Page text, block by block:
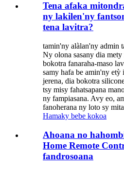
Tena afaka
ny lakilen'ny
tena lavitra?
tamin'ny alàlan'ny admin
Ny olona sasany dia
bokotra fanaraha-maso
samy hafa be amin'ny etỳ
jerena, dia bokotra
tsy misy fahatsapana
ny fampiasana. Avy eo,
fanoherana ny loto sy
Hamaky bebe kokoa
Ahoana no
Home Remote
fandrosoana